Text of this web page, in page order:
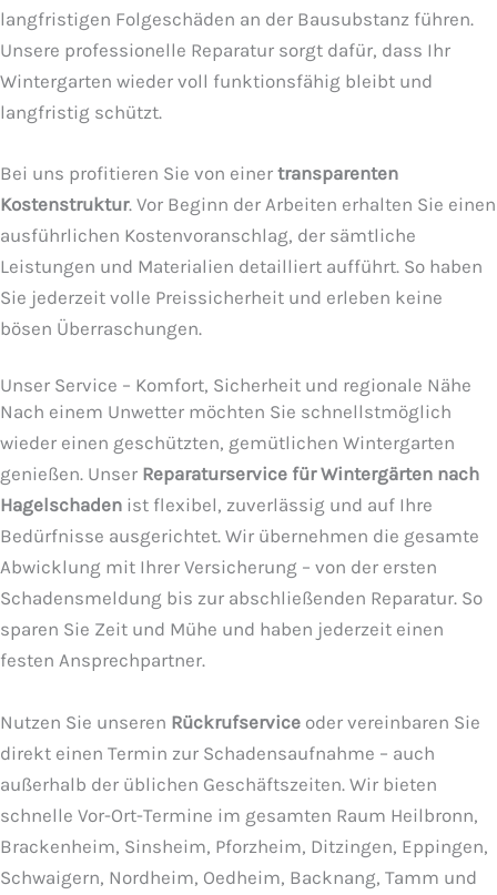
langfristigen Folgeschäden an der Bausubstanz führen.
Unsere professionelle Reparatur sorgt dafür, dass Ihr
Wintergarten wieder voll funktionsfähig bleibt und
langfristig schützt.
Bei uns profitieren Sie von einer transparenten
Kostenstruktur. Vor Beginn der Arbeiten erhalten Sie einen
ausführlichen Kostenvoranschlag, der sämtliche
Leistungen und Materialien detailliert aufführt. So haben
Sie jederzeit volle Preissicherheit und erleben keine
bösen Überraschungen.
Unser Service – Komfort, Sicherheit und regionale Nähe
Nach einem Unwetter möchten Sie schnellstmöglich
wieder einen geschützten, gemütlichen Wintergarten
genießen. Unser Reparaturservice für Wintergärten nach
Hagelschaden ist flexibel, zuverlässig und auf Ihre
Bedürfnisse ausgerichtet. Wir übernehmen die gesamte
Abwicklung mit Ihrer Versicherung – von der ersten
Schadensmeldung bis zur abschließenden Reparatur. So
sparen Sie Zeit und Mühe und haben jederzeit einen
festen Ansprechpartner.
Nutzen Sie unseren Rückrufservice oder vereinbaren Sie
direkt einen Termin zur Schadensaufnahme – auch
außerhalb der üblichen Geschäftszeiten. Wir bieten
schnelle Vor-Ort-Termine im gesamten Raum Heilbronn,
Brackenheim, Sinsheim, Pforzheim, Ditzingen, Eppingen,
Schwaigern, Nordheim, Oedheim, Backnang, Tamm und